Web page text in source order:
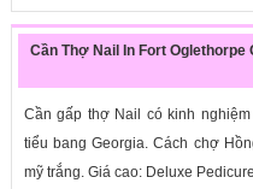
Cần Thợ Nail In Fort Oglethorpe
Cần gấp thợ Nail có kinh
tiểu bang Georgia. Cách chợ
mỹ trắng. Giá cao: Deluxe